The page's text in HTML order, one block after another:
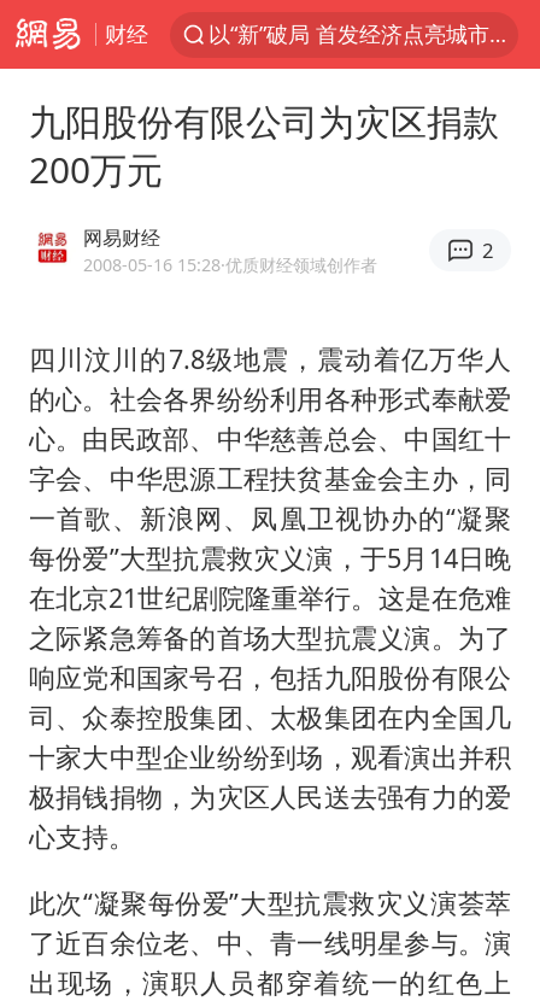
财经
以“新”破局 首发经济点亮城市消费活力
台风白海豚环流面积近似13个浙江
OpenAI为免费用户升级GPT-5.6 Luna
中国稀土盘中涨停
日本广岛民众举行游行反对政府行径
21楼高空抛物嫌疑人被拘留
实探山东最热的“中国蔬菜之乡”
女子开一天一夜空调后二氧化碳中毒
台风白海豚最新路径研判来了
船舶避风项目停工 多地全力防台风
我国编制完成新版全月地质图
男子结婚8年发现3个女儿均非亲生
消费新图景｜多举措提升消费体验 释放夏日经济活力
奋进开新局 实干挑大梁
九阳股份有限公司为灾区捐款
200万元
网易财经
2008-05-16 15:28·优质财经领域创作者
2
四川汶川的7.8级地震，震动着亿万华人
的心。社会各界纷纷利用各种形式奉献爱
心。由民政部、中华慈善总会、中国红十
字会、中华思源工程扶贫基金会主办，同
一首歌、新浪网、凤凰卫视协办的“凝聚
每份爱”大型抗震救灾义演，于5月14日晚
在北京21世纪剧院隆重举行。这是在危难
之际紧急筹备的首场大型抗震义演。为了
响应党和国家号召，包括九阳股份有限公
司、众泰控股集团、太极集团在内全国几
十家大中型企业纷纷到场，观看演出并积
极捐钱捐物，为灾区人民送去强有力的爱
心支持。
此次“凝聚每份爱”大型抗震救灾义演荟萃
了近百余位老、中、青一线明星参与。演
出现场，演职人员都穿着统一的红色上